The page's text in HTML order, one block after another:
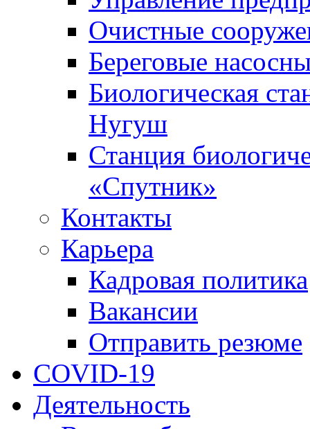
Очистные
Береговые
Биологическая
Нугуш
Станция
«Спутник»
Контакты
Карьера
Кадровая политика
Вакансии
Отправить резюме
COVID-19
Деятельность